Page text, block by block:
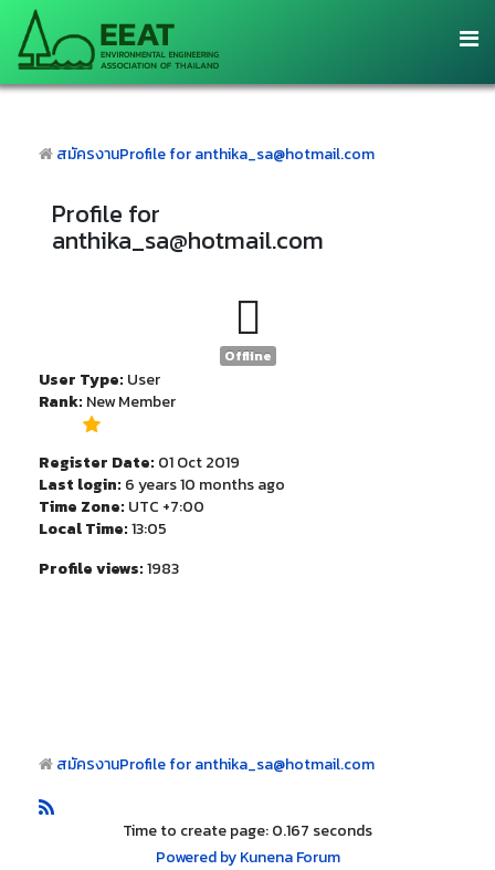
สมัครงานProfile for anthika_sa@hotmail.com
Profile for
anthika_sa@hotmail.com
Offline
User Type: User
Rank: New Member
Register Date: 01 Oct 2019
Last login: 6 years 10 months ago
Time Zone: UTC +7:00
Local Time:13:05
Profile views:1983
สมัครงานProfile for anthika_sa@hotmail.com
Time to create page: 0.167 seconds
Powered by Kunena Forum